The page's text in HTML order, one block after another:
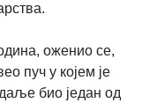
оженио се,
пуч у којем је
био један од